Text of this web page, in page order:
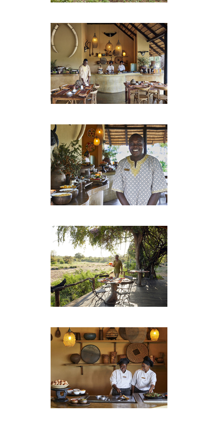
Sichtfeld erhalten. Das Gebiet ist bekannt für seine
häufigen Sichtungen der berühmten Big Five und
hat gesunde Populationen aller anderen in der
Region vorkommenden Arten. Pirschfahrten
werden am frühen Morgen und am späten
Nachmittag durchgeführt, wenn die Tiere am
aktivsten sind und die Landschaft am
spektakulärsten ist. Optionale Ausflüge wie
Vogelhäuten und Buschbankett sind ebenfalls
SPIELFAHRZEUGE UND SPIELANSICHT
Das Motswari Game Reserve teilt sich eine 20
Kilometer lange Grenze mit dem weltbekannten
Kruger National Park . Als solches gibt es einen
ständigen Fluss von Wild durch das Reservat, der
alle leidenschaftliche Naturliebhaber, die den
Busch für ihre Gäste lebendig machen.
Sei es aus dem Komfort unserer offenen 4x4-
Fahrzeuge oder für die Abenteuerlustigen zu Fuß
ist das Tiererlebnis auf Motswari unübertroffen.
Die strengen Regeln für die Pirschfahrten werden
eingehalten, um sicherzustellen, dass sich die
um optimale Chancen für diese speziellen
Sichtungen zu gewährleisten. Unsere Guides sind
auch begeisterte Naturfotografen und sorgen
dafür, dass Sie die besten fotografischen
Möglichkeiten erhalten.
WILDLEBEN